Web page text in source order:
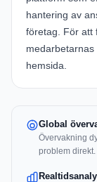
hantering av
företag. För att
hemsida.
Global
Övervakning
problem direkt.